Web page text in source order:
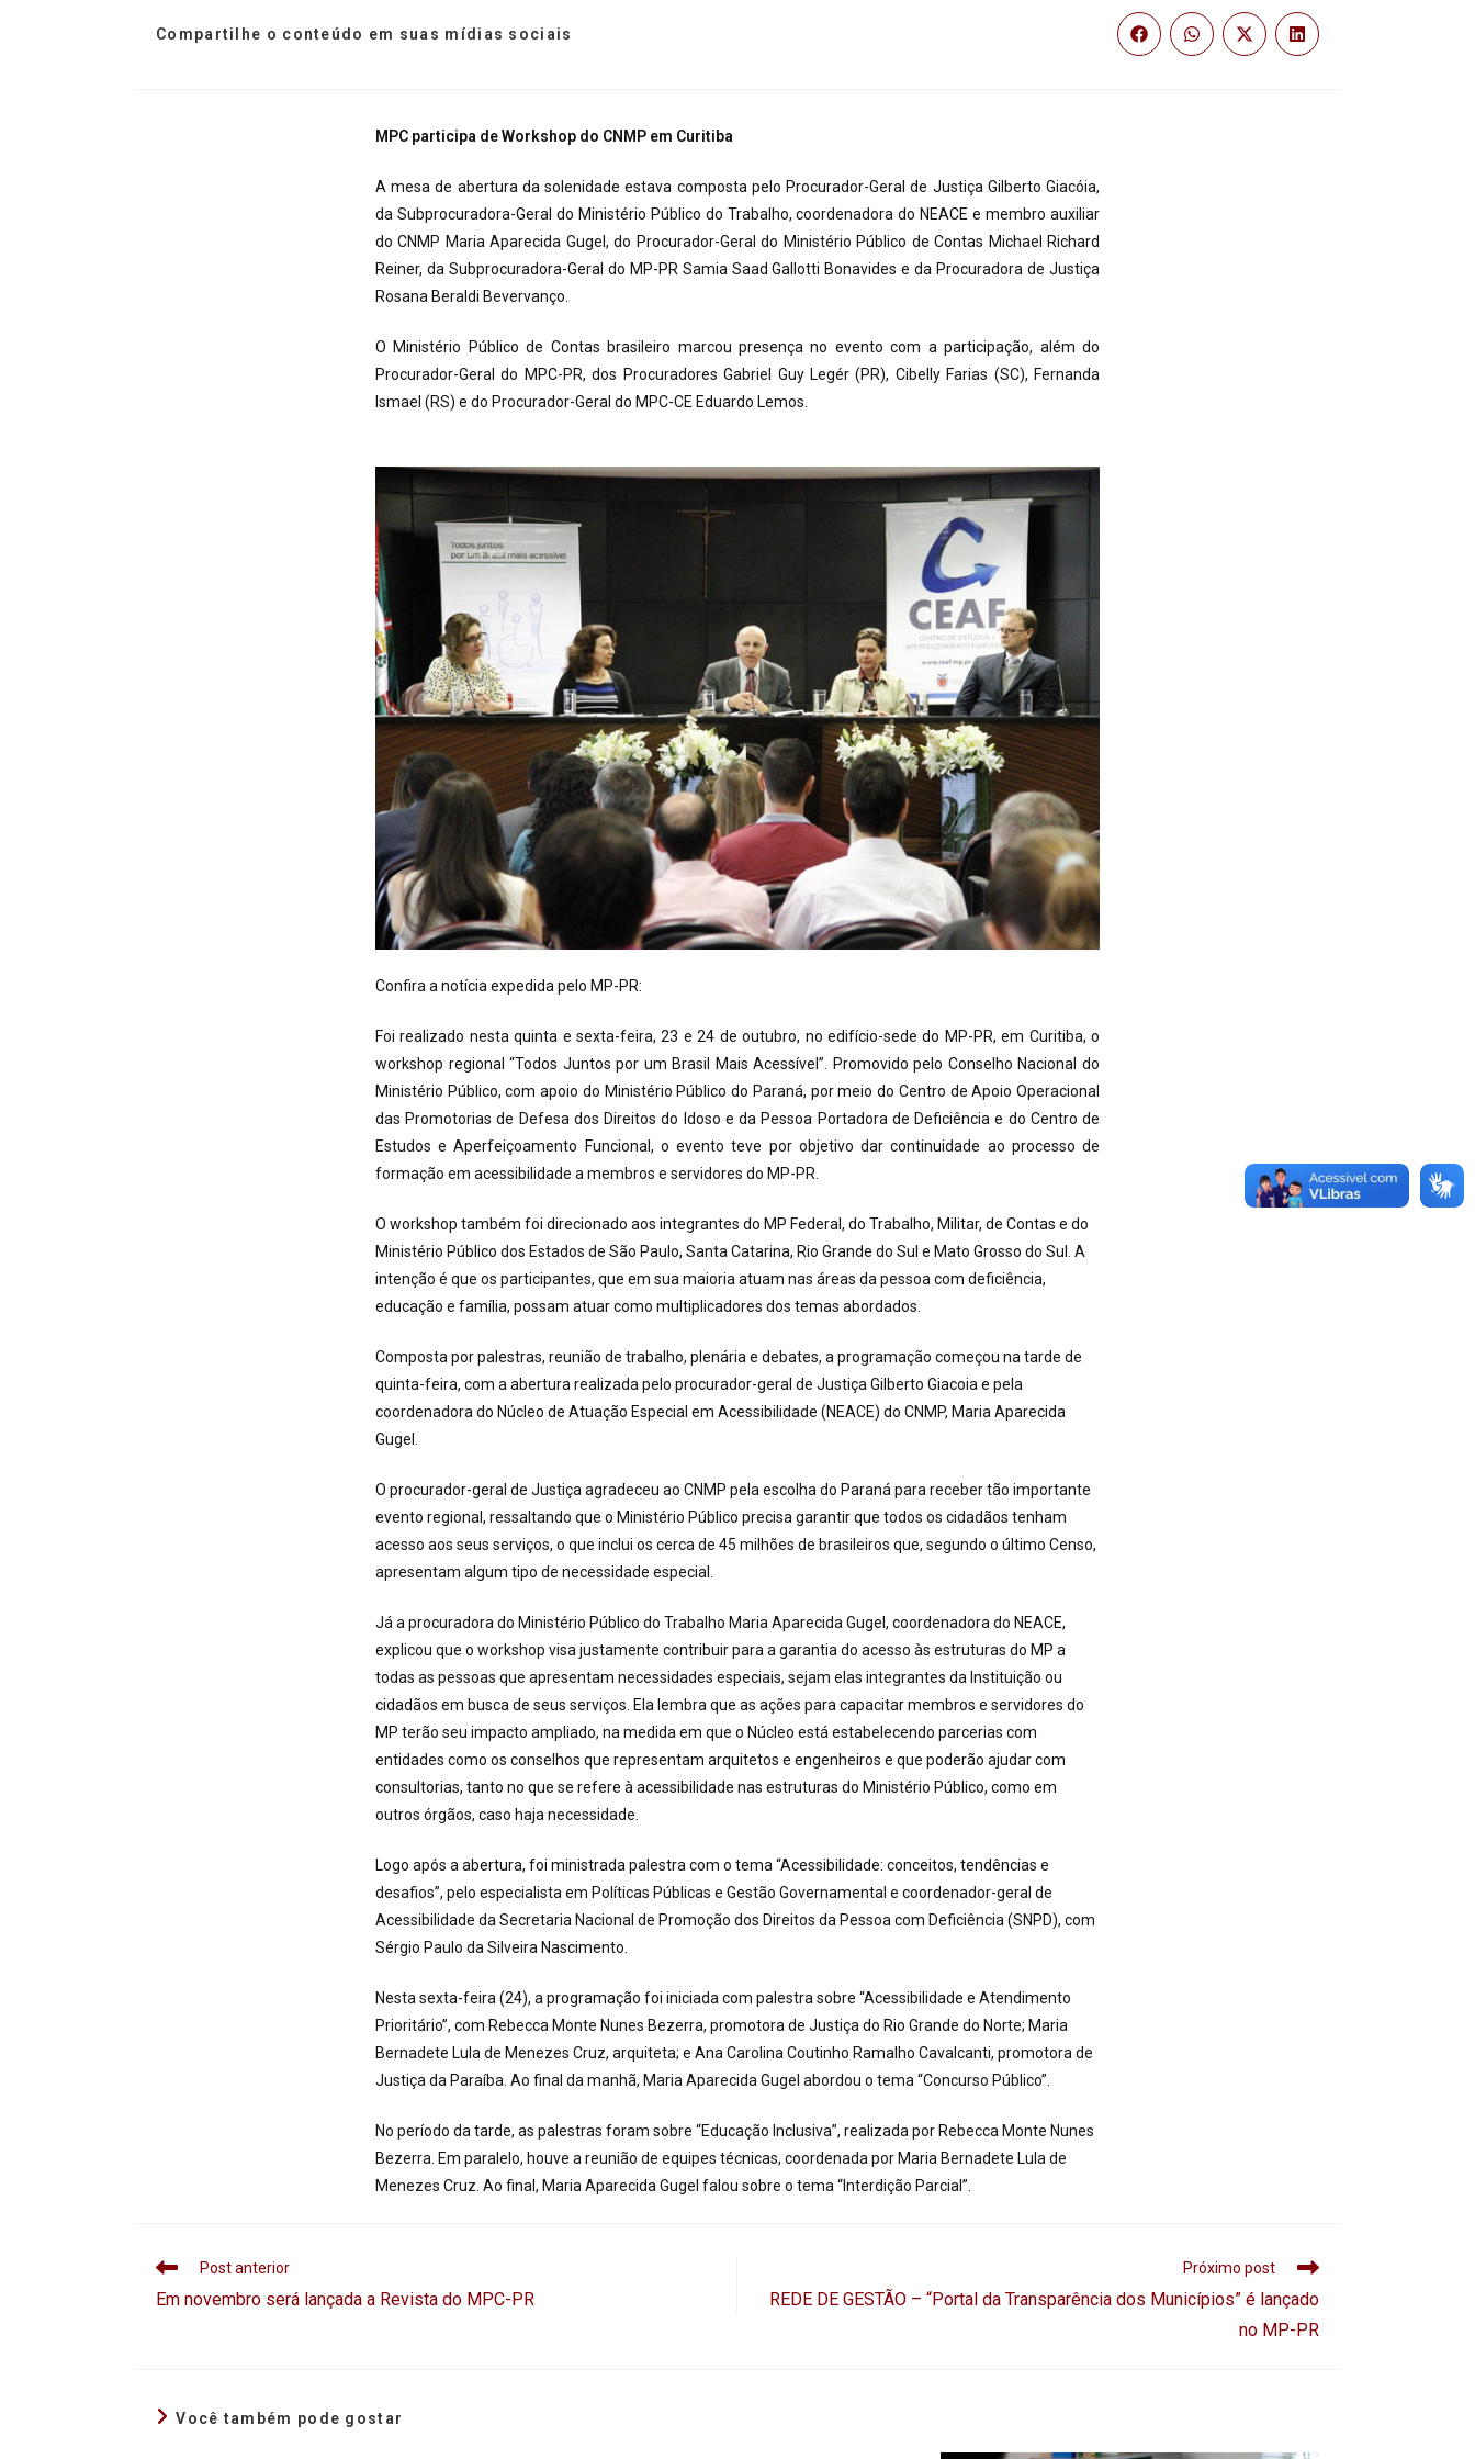
Compartilhe o conteúdo em suas mídias sociais
MPC participa de Workshop do CNMP em Curitiba
A mesa de abertura da solenidade estava composta pelo Procurador-Geral de Justiça Gilberto Giacóia,
da Subprocuradora-Geral do Ministério Público do Trabalho, coordenadora do NEACE e membro auxiliar
do CNMP Maria Aparecida Gugel, do Procurador-Geral do Ministério Público de Contas Michael Richard
Reiner, da Subprocuradora-Geral do MP-PR Samia Saad Gallotti Bonavides e da Procuradora de Justiça
Rosana Beraldi Bevervanço.
O Ministério Público de Contas brasileiro marcou presença no evento com a participação, além do
Procurador-Geral do MPC-PR, dos Procuradores Gabriel Guy Legér (PR), Cibelly Farias (SC), Fernanda
Ismael (RS) e do Procurador-Geral do MPC-CE Eduardo Lemos.
Confira a notícia expedida pelo MP-PR:
Foi realizado nesta quinta e sexta-feira, 23 e 24 de outubro, no edifício-sede do MP-PR, em Curitiba, o
workshop regional “Todos Juntos por um Brasil Mais Acessível”. Promovido pelo Conselho Nacional do
Ministério Público, com apoio do Ministério Público do Paraná, por meio do Centro de Apoio Operacional
das Promotorias de Defesa dos Direitos do Idoso e da Pessoa Portadora de Deficiência e do Centro de
Estudos e Aperfeiçoamento Funcional, o evento teve por objetivo dar continuidade ao processo de
formação em acessibilidade a membros e servidores do MP-PR.
O workshop também foi direcionado aos integrantes do MP Federal, do Trabalho, Militar, de Contas e do
Ministério Público dos Estados de São Paulo, Santa Catarina, Rio Grande do Sul e Mato Grosso do Sul. A
intenção é que os participantes, que em sua maioria atuam nas áreas da pessoa com deficiência,
educação e família, possam atuar como multiplicadores dos temas abordados.
Composta por palestras, reunião de trabalho, plenária e debates, a programação começou na tarde de
quinta-feira, com a abertura realizada pelo procurador-geral de Justiça Gilberto Giacoia e pela
coordenadora do Núcleo de Atuação Especial em Acessibilidade (NEACE) do CNMP, Maria Aparecida
Gugel.
O procurador-geral de Justiça agradeceu ao CNMP pela escolha do Paraná para receber tão importante
evento regional, ressaltando que o Ministério Público precisa garantir que todos os cidadãos tenham
acesso aos seus serviços, o que inclui os cerca de 45 milhões de brasileiros que, segundo o último Censo,
apresentam algum tipo de necessidade especial.
Já a procuradora do Ministério Público do Trabalho Maria Aparecida Gugel, coordenadora do NEACE,
explicou que o workshop visa justamente contribuir para a garantia do acesso às estruturas do MP a
todas as pessoas que apresentam necessidades especiais, sejam elas integrantes da Instituição ou
cidadãos em busca de seus serviços. Ela lembra que as ações para capacitar membros e servidores do
MP terão seu impacto ampliado, na medida em que o Núcleo está estabelecendo parcerias com
entidades como os conselhos que representam arquitetos e engenheiros e que poderão ajudar com
consultorias, tanto no que se refere à acessibilidade nas estruturas do Ministério Público, como em
outros órgãos, caso haja necessidade.
Logo após a abertura, foi ministrada palestra com o tema “Acessibilidade: conceitos, tendências e
desafios”, pelo especialista em Políticas Públicas e Gestão Governamental e coordenador-geral de
Acessibilidade da Secretaria Nacional de Promoção dos Direitos da Pessoa com Deficiência (SNPD), com
Sérgio Paulo da Silveira Nascimento.
Nesta sexta-feira (24), a programação foi iniciada com palestra sobre “Acessibilidade e Atendimento
Prioritário”, com Rebecca Monte Nunes Bezerra, promotora de Justiça do Rio Grande do Norte; Maria
Bernadete Lula de Menezes Cruz, arquiteta; e Ana Carolina Coutinho Ramalho Cavalcanti, promotora de
Justiça da Paraíba. Ao final da manhã, Maria Aparecida Gugel abordou o tema “Concurso Público”.
No período da tarde, as palestras foram sobre “Educação Inclusiva”, realizada por Rebecca Monte Nunes
Bezerra. Em paralelo, houve a reunião de equipes técnicas, coordenada por Maria Bernadete Lula de
Menezes Cruz. Ao final, Maria Aparecida Gugel falou sobre o tema “Interdição Parcial”.
Post anterior
Em novembro será lançada a Revista do MPC-PR
Próximo post
REDE DE GESTÃO – “Portal da Transparência dos Municípios” é lançado
no MP-PR
Você também pode gostar